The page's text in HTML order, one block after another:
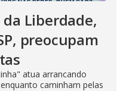
Liberdade,
preocupam
atua arrancando
caminham pelas